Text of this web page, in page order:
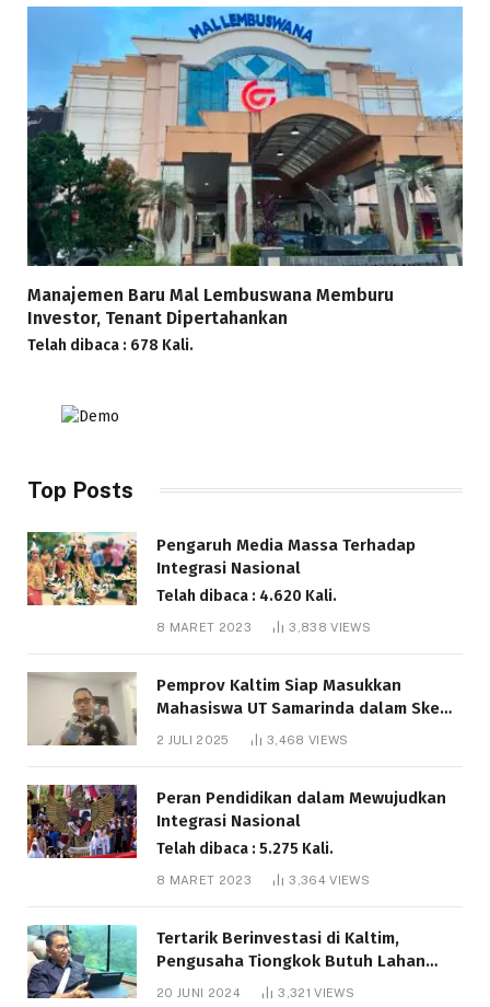
Manajemen Baru Mal Lembuswana Memburu
Investor, Tenant Dipertahankan
Telah dibaca : 678 Kali.
Top Posts
Pengaruh Media Massa Terhadap
Integrasi Nasional
Telah dibaca : 4.620 Kali.
8 MARET 2023 3,838VIEWS
Pemprov Kaltim Siap Masukkan
Mahasiswa UT Samarinda dalam Skema
Bantuan Pendidikan Gratispol
2 JULI 2025 3,468 VIEWS
Peran Pendidikan dalam Mewujudkan
Integrasi Nasional
Telah dibaca : 5.275 Kali.
8 MARET 2023 3,364VIEWS
Tertarik Berinvestasi di Kaltim,
Pengusaha Tiongkok Butuh Lahan
1.000 Hektare
20 JUNI 2024 3,321VIEWS